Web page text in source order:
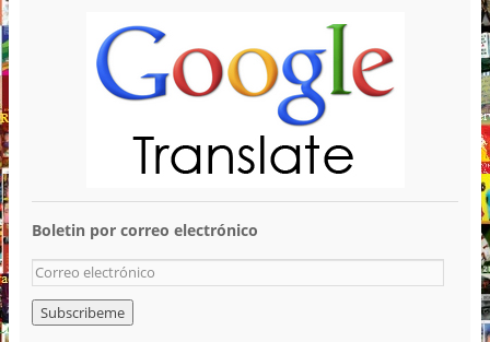
Boletin por correo electrónico